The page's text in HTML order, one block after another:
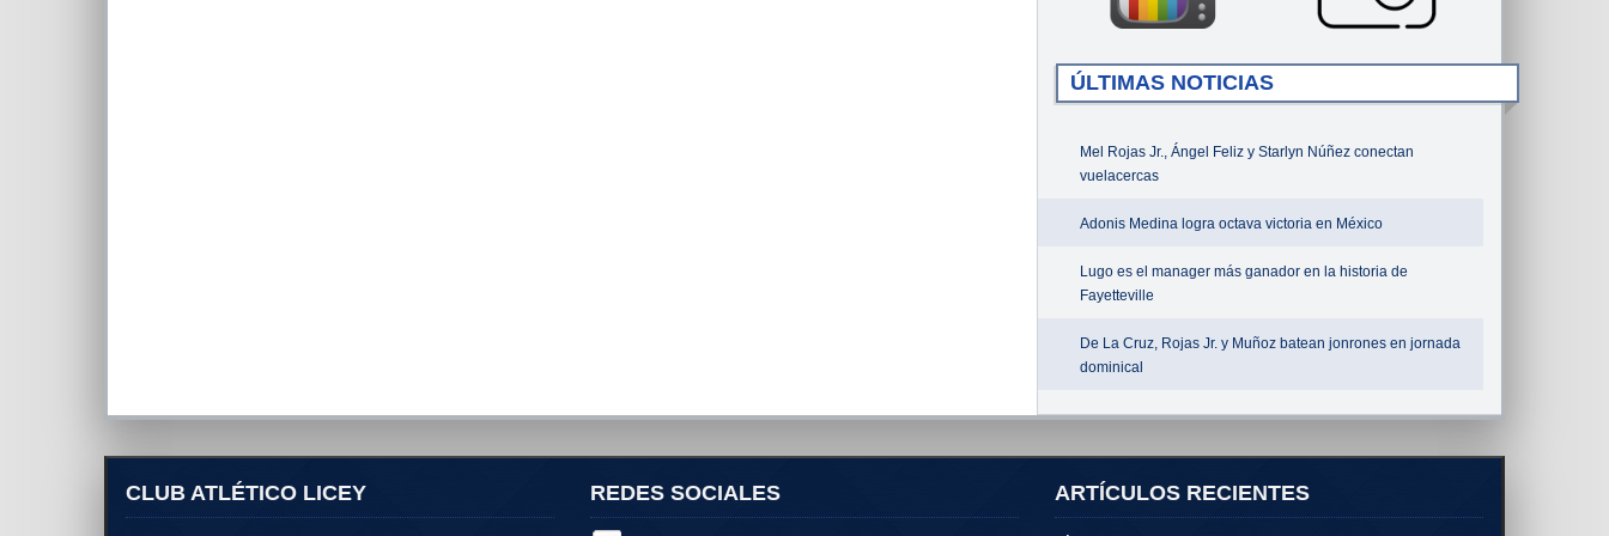
ÚLTIMAS NOTICIAS
Mel Rojas Jr., Ángel Feliz y Starlyn Núñez conectan
vuelacercas
Adonis Medina logra octava victoria en México
Lugo es el manager más ganador en la historia de
Fayetteville
De La Cruz, Rojas Jr. y Muñoz batean jonrones en jornada
dominical
CLUB ATLÉTICO LICEY REDES SOCIALES ARTÍCULOS RECIENTES